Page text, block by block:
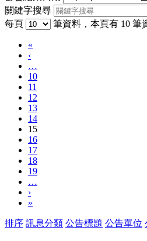
關鍵字搜尋
每頁
筆資料，本頁有 10 筆
«
‹
…
10
11
12
13
14
15
16
17
18
19
…
›
»
排序 訊息分類 公告標題 公告單位